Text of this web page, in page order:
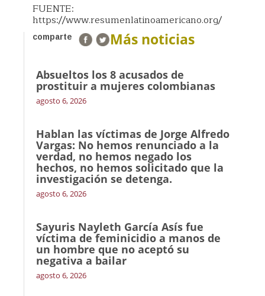
FUENTE:
https://www.resumenlatinoamericano.org/
comparte Más noticias
Absueltos los 8 acusados de
prostituir a mujeres colombianas
agosto 6, 2026
Hablan las víctimas de Jorge Alfredo
Vargas: No hemos renunciado a la
verdad, no hemos negado los
hechos, no hemos solicitado que la
investigación se detenga.
agosto 6, 2026
Sayuris Nayleth García Asís fue
víctima de feminicidio a manos de
un hombre que no aceptó su
negativa a bailar
agosto 6, 2026